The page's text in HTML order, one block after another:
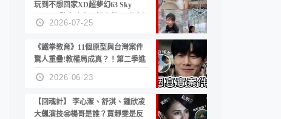
玩到不想回家XD超夢幻63 Sky
Picnic、鷺良津帝王蟹大餐、《淚之
女王》拍攝地、漢江公園免費玩水
2026-07-25
《鐵拳教育》11個原型與台灣案件
驚人重疊!教權局成真？！第二季進
度？😍
2026-06-23
【回魂計】 李心潔、舒淇、鍾欣凌
大飆演技🤩楊哥是誰？賈靜雯是反